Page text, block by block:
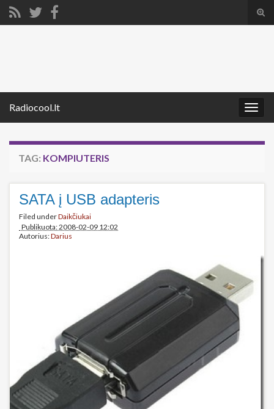
Radiocool.lt
TAG: KOMPIUTERIS
SATA į USB adapteris
Filed underDaikčiukai
Publikuota: 2008-02-09 12:02
Autorius:Darius